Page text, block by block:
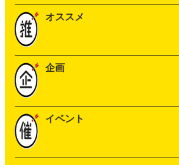
オススメ
企画
イベント